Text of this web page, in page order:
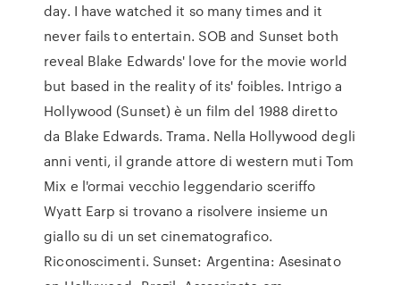
day. I have watched it so many times and it
never fails to entertain. SOB and Sunset both
reveal Blake Edwards' love for the movie world
but based in the reality of its' foibles. Intrigo a
Hollywood (Sunset) è un film del 1988 diretto
da Blake Edwards. Trama. Nella Hollywood degli
anni venti, il grande attore di western muti Tom
Mix e l'ormai vecchio leggendario sceriffo
Wyatt Earp si trovano a risolvere insieme un
giallo su di un set cinematografico.
Riconoscimenti. Sunset: Argentina: Asesinato